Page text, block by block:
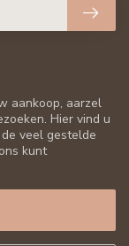
aankoop, aarzel
Hier vind u
veel gestelde
kunt